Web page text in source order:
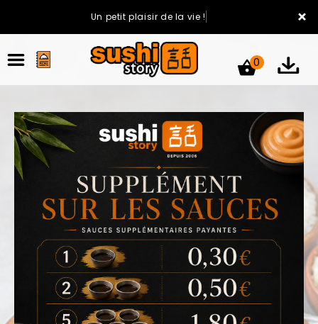
×
Un petit plaisir de la vie !
ACCUEIL
LA CARTE
VOTRE COMPTE
NOTRE RESTAURANT
0